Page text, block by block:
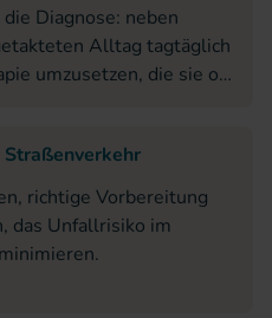
Diagnose: neben
Alltag tagtäglich
umzusetzen, die sie oft
richtige Vorbereitung
das Unfallrisiko im